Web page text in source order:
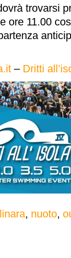
trovarsi
ore 11.00
– Dritti
, nuoto,